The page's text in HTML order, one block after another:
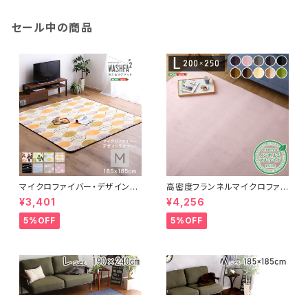
セール中の商品
マイクロファイバー・デザインラ
グマットMサイズ（185×185cm）
洗えるラグマット 【WASHFA2】
FRG-D2-M
¥3,401
5%OFF
高密度フランネルマイクロファイ
バー・ラグマットLサイズ（200×2
50cm）洗えるラグマット｜ナル
トレア
¥4,256
5%OFF